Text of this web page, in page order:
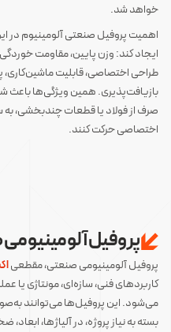
خواهد شد.
اهمیت پروفیل صنعتی آلومینیوم در
ایجاد کند: وزن پایین، مقاومت
طراحی اختصاصی، قابلیت
بازیافت‌پذیری. همین ویژگی‌ها باعث
صرف از فولاد یا قطعات چندبخشی،
اختصاصی حرکت کنند.
پروفیل
پروفیل آلومینیومی صنعتی، مقطعی
کاربردهای فنی، سازه‌ای، مونتاژی یا
می‌شود. این پروفیل‌ها می‌توانند
بسته به نیاز پروژه، در آلیاژها،